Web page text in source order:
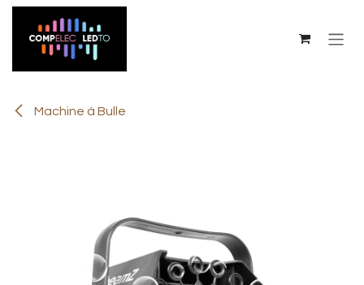
Se rendre au contenu
Machine à Bulle